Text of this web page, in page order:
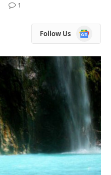
1
Follow Us
Google
News